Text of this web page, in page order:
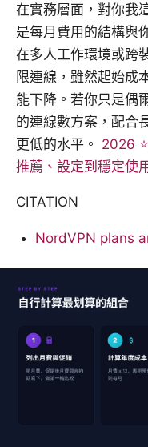
在實務層面，對你我
是每月費用的結構與
在多人工作環境或跨
限連線，雖然起始成
能下降。若你只是偶
的連線數方案，配合
更低的水平。 2026
推薦、設定到穩定使
CITATION
NordVPN plans